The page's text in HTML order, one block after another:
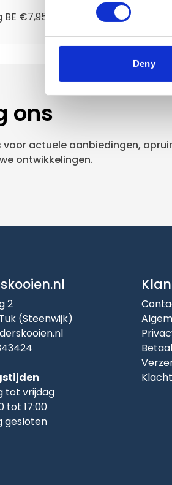
Deny
€7,95
ons
voor actuele aanbiedingen,
ontwikkelingen.
2
(Steenwijk)
tot vrijdag
tot 17:00
gesloten